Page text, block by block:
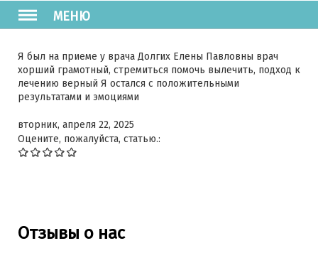
МЕНЮ
Я был на приеме у врача Долгих Елены Павловны врач
хорший грамотный, стремиться помочь вылечить, подход к
лечению верный Я остался с положительными
результатами и эмоциями
вторник, апреля 22, 2025
Оцените, пожалуйста, статью.:
Отзывы о нас